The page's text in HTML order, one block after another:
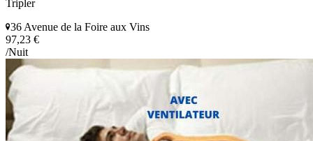
Tripler
36 Avenue de la Foire aux Vins
97,23 €
/Nuit